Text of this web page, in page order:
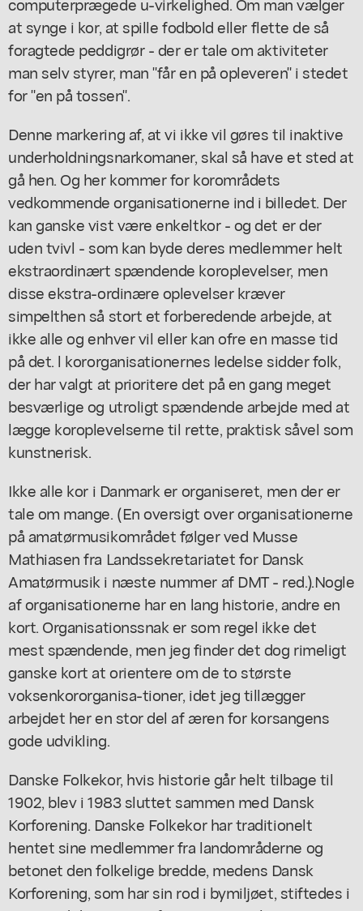
at synge i kor, at spille fodbold eller flette de så
foragtede peddigrør - der er tale om aktiviteter
man selv styrer, man "får en på opleveren" i stedet
for "en på tossen".
Denne markering af, at vi ikke vil gøres til inaktive
underholdningsnarkomaner, skal så have et sted at
gå hen. Og her kommer for korområdets
vedkommende organisationerne ind i billedet. Der
kan ganske vist være enkeltkor - og det er der
uden tvivl - som kan byde deres medlemmer helt
ekstraordinært spændende koroplevelser, men
disse ekstra-ordinære oplevelser kræver
simpelthen så stort et forberedende arbejde, at
ikke alle og enhver vil eller kan ofre en masse tid
på det. l kororganisationernes ledelse sidder folk,
der har valgt at prioritere det på en gang meget
besværlige og utroligt spændende arbejde med at
lægge koroplevelserne til rette, praktisk såvel som
kunstnerisk.
Ikke alle kor i Danmark er organiseret, men der er
tale om mange. (En oversigt over organisationerne
på amatørmusikområdet følger ved Musse
Mathiasen fra Landssekretariatet for Dansk
Amatørmusik i næste nummer af DMT - red.).Nogle
af organisationerne har en lang historie, andre en
kort. Organisationssnak er som regel ikke det
mest spændende, men jeg finder det dog rimeligt
ganske kort at orientere om de to største
voksenkororganisa-tioner, idet jeg tillægger
arbejdet her en stor del af æren for korsangens
gode udvikling.
Danske Folkekor, hvis historie går helt tilbage til
1902, blev i 1983 sluttet sammen med Dansk
Korforening. Danske Folkekor har traditionelt
hentet sine medlemmer fra landområderne og
betonet den folkelige bredde, medens Dansk
Korforening, som har sin rod i bymiljøet, stiftedes i